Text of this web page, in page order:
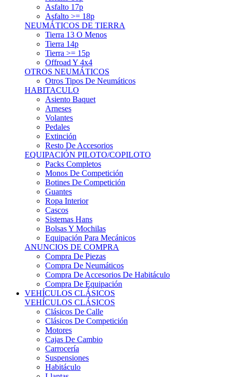
Asfalto 17p
Asfalto >= 18p
NEUMÁTICOS DE TIERRA
Tierra 13 O Menos
Tierra 14p
Tierra >= 15p
Offroad Y 4x4
OTROS NEUMÁTICOS
Otros Tipos De Neumáticos
HABITACULO
Asiento Baquet
Arneses
Volantes
Pedales
Extinción
Resto De Accesorios
EQUIPACIÓN PILOTO/COPILOTO
Packs Completos
Monos De Competición
Botines De Competición
Guantes
Ropa Interior
Cascos
Sistemas Hans
Bolsas Y Mochilas
Equipación Para Mecánicos
ANUNCIOS DE COMPRA
Compra De Piezas
Compra De Neumáticos
Compra De Accesorios De Habitáculo
Compra De Equipación
VEHÍCULOS CLÁSICOS
VEHÍCULOS CLÁSICOS
Clásicos De Calle
Clásicos De Competición
Motores
Cajas De Cambio
Carrocería
Suspensiones
Habitáculo